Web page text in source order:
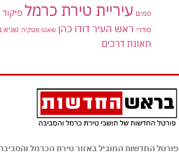
סמים עיריית טירת כרמל
סודרי ראש העיר דודו כהן שאטו מטקיה שגיא
תאונת דרכים
פורטל החדשות המוביל באזור טירת הכרמל